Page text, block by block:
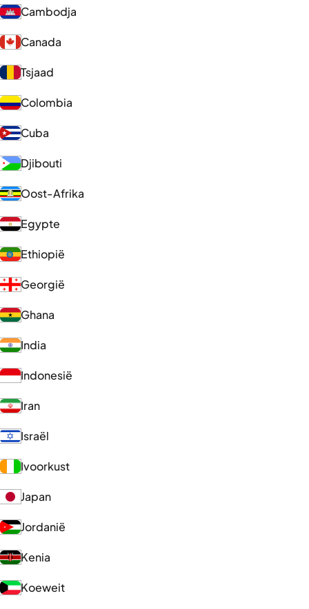
Cambodja
Canada
Tsjaad
Colombia
Cuba
Djibouti
Oost-Afrika
Egypte
Ethiopië
Georgië
Ghana
India
Indonesië
Iran
Israël
Ivoorkust
Japan
Jordanië
Kenia
Koeweit